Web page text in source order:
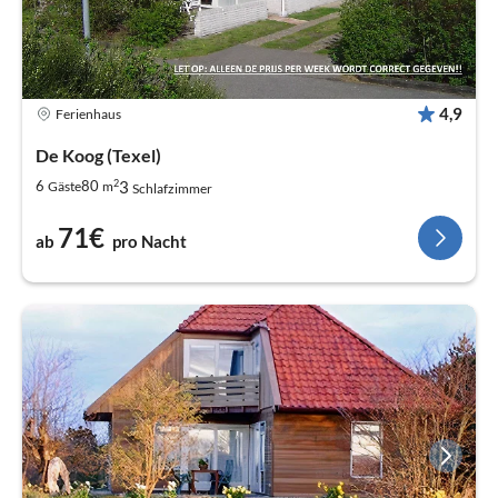
Ferienhaus 4,9
De Koog (Texel)
6 Gäste80 m23 Schlafzimmer
ab 71€ pro Nacht